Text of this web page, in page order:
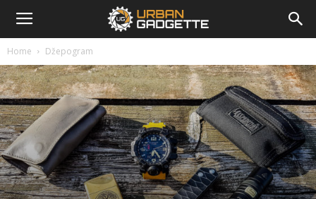
urbangadgette.com
Home Džepogram